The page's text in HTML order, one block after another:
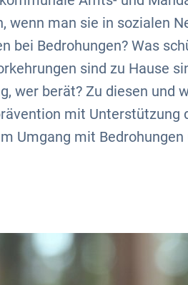
wenn man sie in sozialen
bei Bedrohungen? Was
sind zu Hause
wer berät? Zu diesen und
mit Unterstützung
Umgang mit